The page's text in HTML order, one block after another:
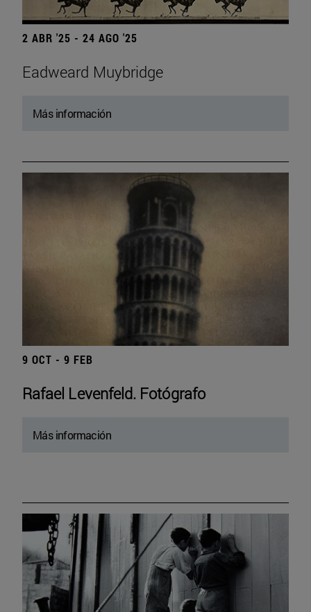
2 ABR '25 - 24 AGO '25
Eadweard Muybridge
Más información
9 OCT - 9 FEB
Rafael Levenfeld. Fotógrafo
Más información